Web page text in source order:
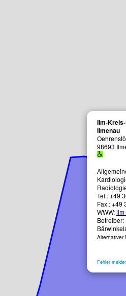
Krankenhaus,
Bärwinkelstr. 33, 99310
Ilmenau - Standort Ilmenau
Ilmenau gGmbH,
Ilm-
Ilmenau
98693
Tel.:+49
Fax.:+49
WWW:
Alternativer
Fehler